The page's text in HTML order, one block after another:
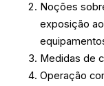
Noções
exposição
Medidas de
Operação